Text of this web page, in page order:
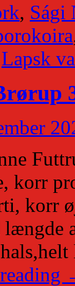
, Sági
Lapsk
korr
korr